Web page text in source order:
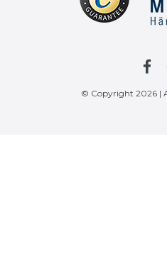
© Copyright 2026 |